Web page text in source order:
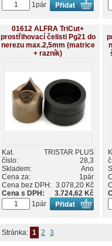
1pár
01612 ALFRA TriCut+
prostřihovací čelisti Pg21 do
nerezu max.2,5mm (matrice
+ razník)
Kat.
číslo:
TRISTAR PLUS
28,3
Skladem:
Ano
Cena za:
1pár
Cena bez DPH: 3.078,20 Kč
Cena s DPH:
3.724,62 Kč
1pár
Stránka: 1 2 3